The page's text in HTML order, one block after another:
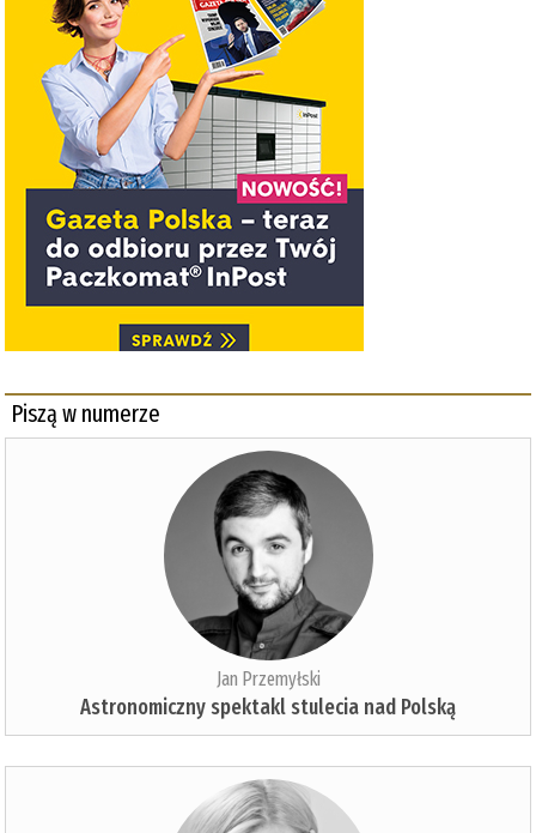
Piszą w numerze
Jan Przemyłski
Astronomiczny spektakl stulecia nad Polską